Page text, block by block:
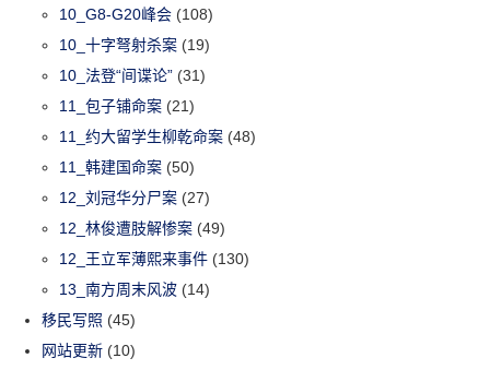
10_G8-G20峰会 (108)
10_十字弩射杀案 (19)
10_法登“间谍论” (31)
11_包子铺命案 (21)
11_约大留学生柳乾命案 (48)
11_韩建国命案 (50)
12_刘冠华分尸案 (27)
12_林俊遭肢解惨案 (49)
12_王立军薄熙来事件 (130)
13_南方周末风波 (14)
移民写照 (45)
网站更新 (10)